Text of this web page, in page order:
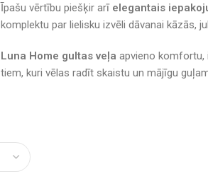
Īpašu vērtību piešķir arī elegantais
komplektu par lielisku izvēli dāvanai kāzās,
Luna Home gultas veļa apvieno komfortu,
tiem, kuri vēlas radīt skaistu un mājīgu